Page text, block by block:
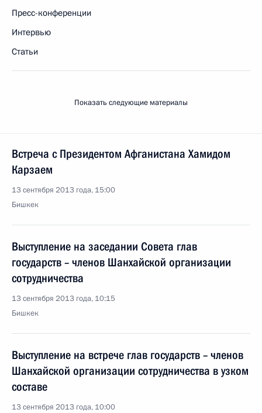
Пресс-конференции
Интервью
Статьи
Показать следующие материалы
Встреча с Президентом Афганистана Хамидом
Карзаем
13 сентября 2013 года, 15:00
Бишкек
Выступление на заседании Совета глав
государств – членов Шанхайской организации
сотрудничества
13 сентября 2013 года, 10:15
Бишкек
Выступление на встрече глав государств – членов
Шанхайской организации сотрудничества в узком
составе
13 сентября 2013 года, 10:00